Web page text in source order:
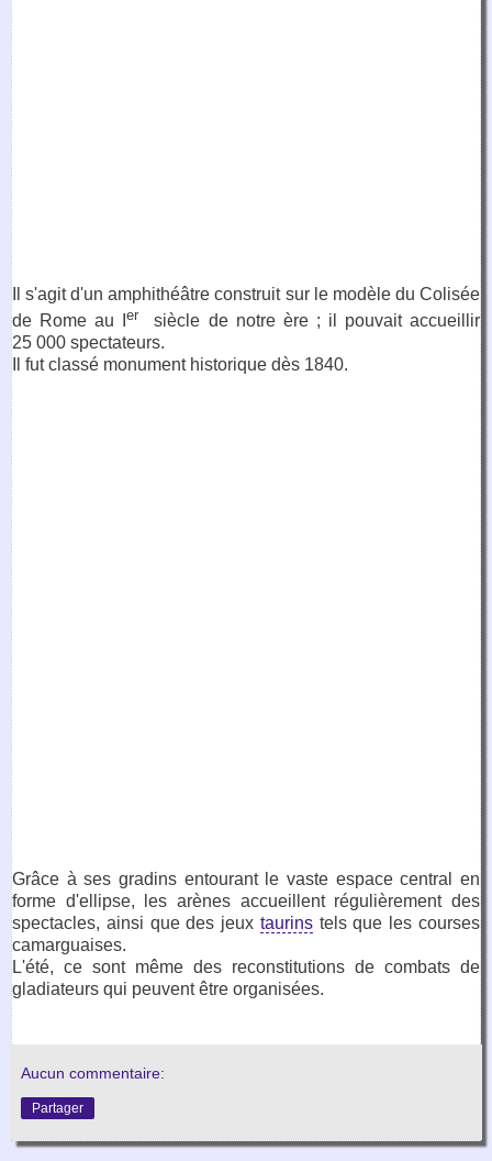
Il s'agit d'un amphithéâtre construit sur le modèle du Colisée
de Rome au Ier siècle de notre ère ; il pouvait accueillir
25 000 spectateurs.
Il fut classé monument historique dès 1840.
Grâce à ses gradins entourant le vaste espace central en
forme d'ellipse, les arènes accueillent régulièrement des
spectacles, ainsi que des jeux taurinstels que les courses
camarguaises.
L'été, ce sont même des reconstitutions de combats de
gladiateurs qui peuvent être organisées.
Aucun commentaire:
Partager